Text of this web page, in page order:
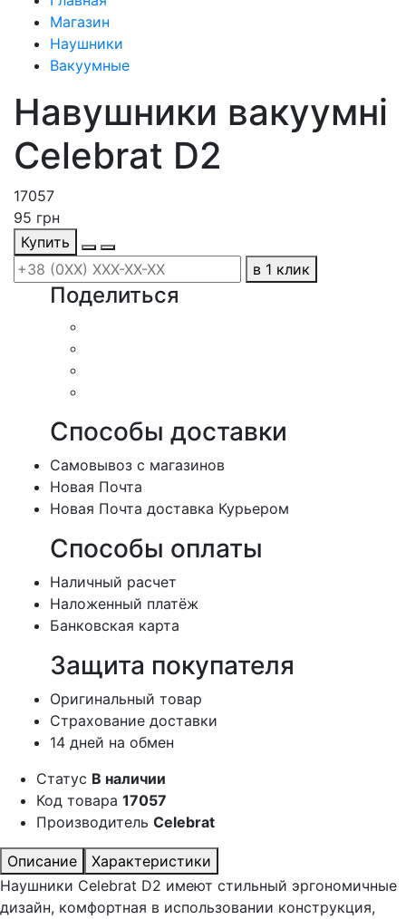
Магазин
Наушники
Вакуумные
Навушники вакуумні
Celebrat D2
17057
95 грн
Купить
в 1 клик
Поделиться
Способы доставки
Cамовывоз с магазинов
Новая Почта
Новая Почта доставка Курьером
Способы оплаты
Наличный расчет
Наложенный платёж
Банковская карта
Защита покупателя
Оригинальный товар
Страхование доставки
14 дней на обмен
Статус В наличии
Код товара 17057
Производитель Celebrat
Описание
Характеристики
Наушники Celebrat D2 имеют cтильный эргономичные
дизайн, комфортная в использовании конструкция,